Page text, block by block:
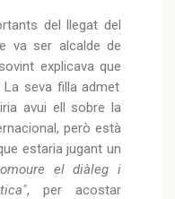
del llegat del
va ser alcalde de
explicava que
La seva filla admet
avui ell sobre la
però està
estaria jugant un
el diàleg i
, per acostar